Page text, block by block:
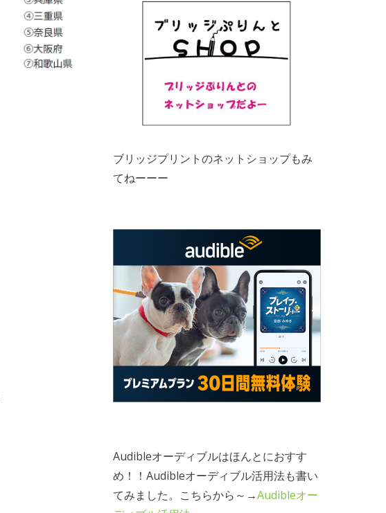
ブリッジプリントのネットショップもみ
てねーーー
Audibleオーディブルはほんとにおすす
め！！Audibleオーディブル活用法も書い
てみました。こちらから～→Audibleオー